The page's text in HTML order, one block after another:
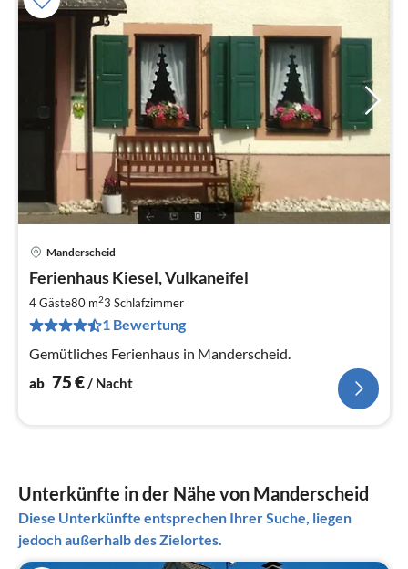
Manderscheid
Ferienhaus Kiesel, Vulkaneifel
4 Gäste80 m23 Schlafzimmer
1 Bewertung
Gemütliches Ferienhaus in Manderscheid.
ab 75€/ Nacht
Unterkünfte in der Nähe von Manderscheid
Diese Unterkünfte entsprechen Ihrer Suche, liegen
jedoch außerhalb des Zielortes.